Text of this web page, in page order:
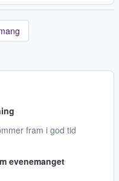
fram i god tid
evenemanget